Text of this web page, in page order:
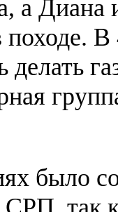
а Диана
походе.
делать
было